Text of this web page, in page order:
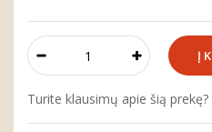
Turite klausimų apie šią prekę?